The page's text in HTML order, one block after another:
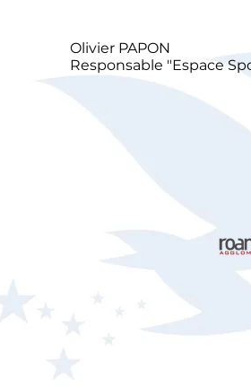
Olivier PAPON
Responsable "Espace